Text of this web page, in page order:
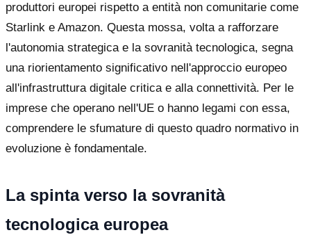
produttori europei rispetto a entità non comunitarie come
Starlink e Amazon. Questa mossa, volta a rafforzare
l'autonomia strategica e la sovranità tecnologica, segna
una riorientamento significativo nell'approccio europeo
all'infrastruttura digitale critica e alla connettività. Per le
imprese che operano nell'UE o hanno legami con essa,
comprendere le sfumature di questo quadro normativo in
evoluzione è fondamentale.
La spinta verso la sovranità
tecnologica europea